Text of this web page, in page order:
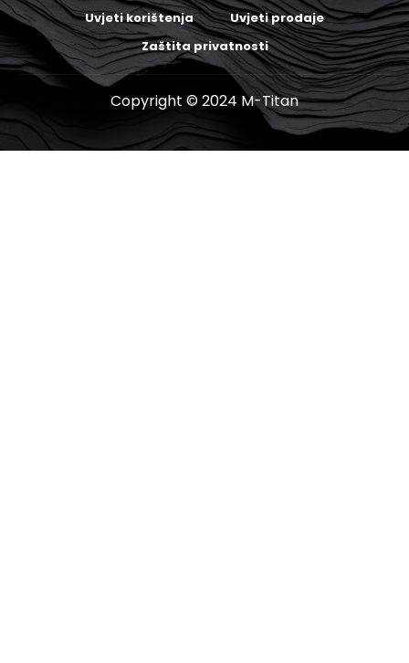
Uvjeti korištenja
Uvjeti prodaje
Zaštita privatnosti
Copyright © 2024 M-Titan